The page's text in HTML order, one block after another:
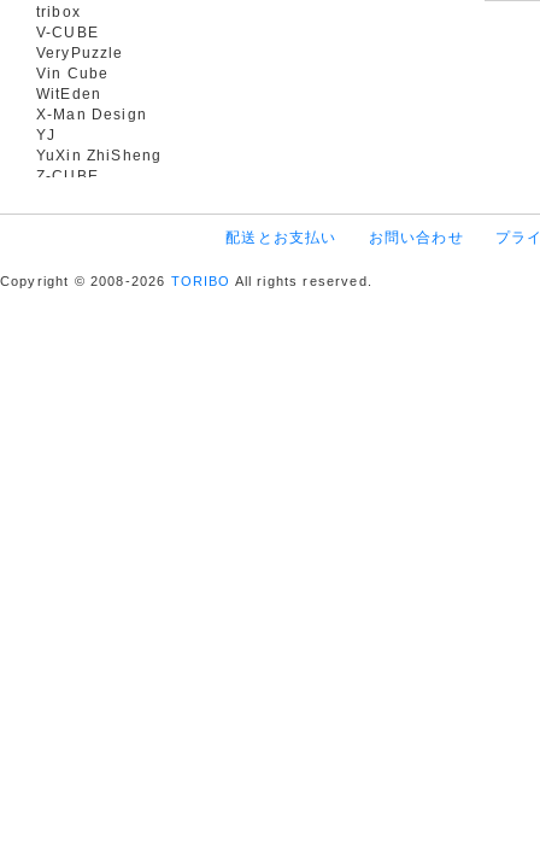
tribox
V-CUBE
VeryPuzzle
Vin Cube
WitEden
X-Man Design
YJ
YuXin ZhiSheng
Z-CUBE
配送とお支払い お問い合わせ プラ
Copyright © 2008-2026 TORIBO All rights reserved.